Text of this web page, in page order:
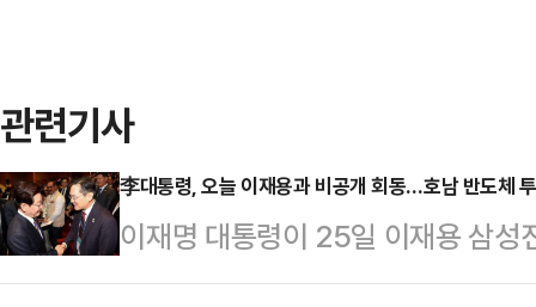
관련기사
李대통령, 오늘 이재용과 비공개 회동…호남 반도체
이재명 대통령이 25일 이재용 삼성
과 경제계에 따르면, 이 대통령은